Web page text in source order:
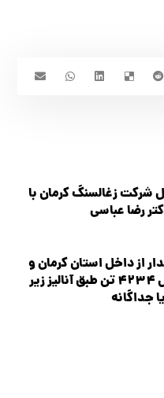
شرکت زغالسنگ کرمان با
رضا عباسی
از داخل استان کرمان و
یا استانهای همجوار به میزان کل ۴۲۳۴ تن طبق آنالیز زیر
جداگانه